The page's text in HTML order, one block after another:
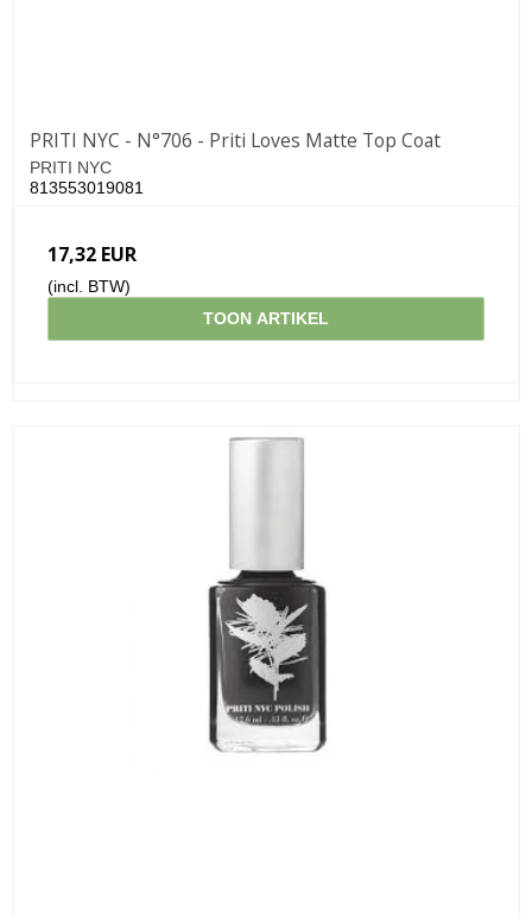
PRITI NYC - N°706 - Priti Loves Matte Top Coat
PRITI NYC
813553019081
17,32 EUR
(incl. BTW)
TOON ARTIKEL